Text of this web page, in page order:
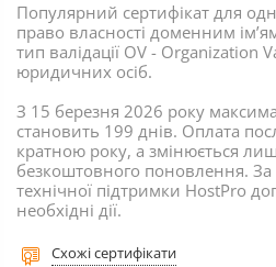
Популярний сертифікат для
право власності доменним
тип валідації OV - Organization
юридичних осіб.
З 15 березня 2026 року
становить 199 днів. Оплата
кратною року, а змінюється
безкоштовного поновлення. За
технічної підтримки HostPro
необхідні дії.
Схожі сертифікати